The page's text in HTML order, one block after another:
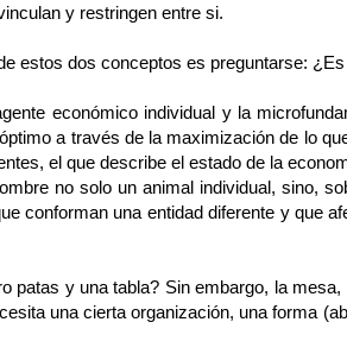
y restringen entre si.
estos dos conceptos es preguntarse:
económico individual y la
a través de la maximización de lo
el que describe el estado de la
no solo un animal individual, sino,
conforman una entidad diferente y que
patas y una tabla? Sin embargo, la
una cierta organización, una forma